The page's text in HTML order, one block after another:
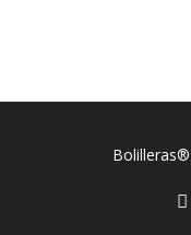
Bolilleras®